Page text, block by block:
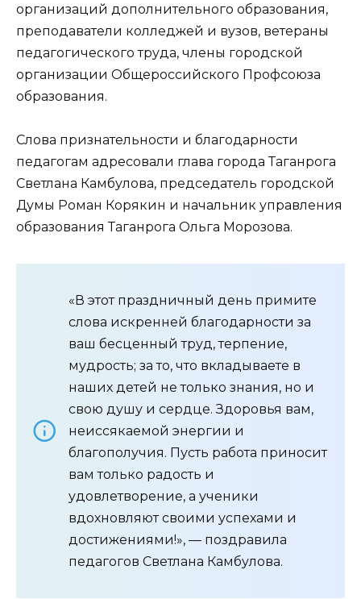
организаций дополнительного образования,
преподаватели колледжей и вузов, ветераны
педагогического труда, члены городской
организации Общероссийского Профсоюза
образования.
Слова признательности и благодарности
педагогам адресовали глава города Таганрога
Светлана Камбулова, председатель городской
Думы Роман Корякин и начальник управления
образования Таганрога Ольга Морозова.
«В этот праздничный день примите
слова искренней благодарности за
ваш бесценный труд, терпение,
мудрость; за то, что вкладываете в
наших детей не только знания, но и
свою душу и сердце. Здоровья вам,
неиссякаемой энергии и
благополучия. Пусть работа приносит
вам только радость и
удовлетворение, а ученики
вдохновляют своими успехами и
достижениями!», — поздравила
педагогов Светлана Камбулова.